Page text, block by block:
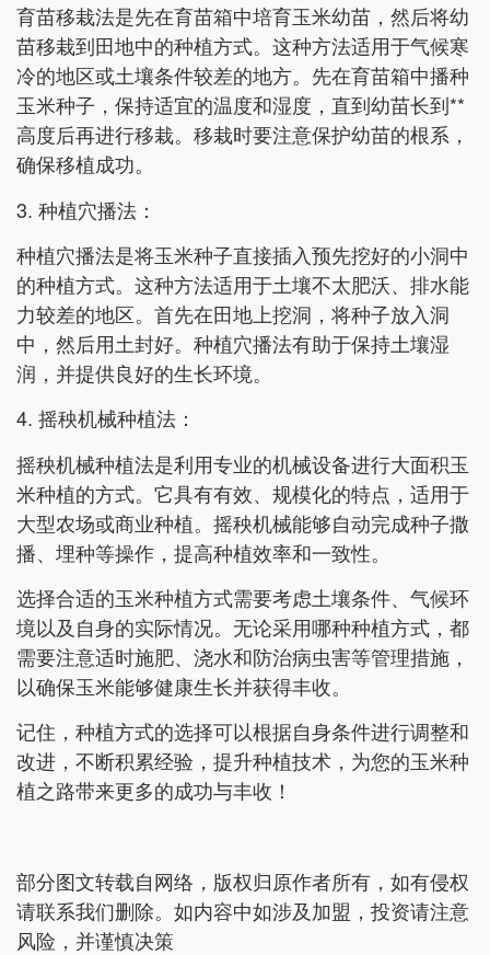
育苗移栽法是先在育苗箱中培育玉米幼苗，然后将幼
苗移栽到田地中的种植方式。这种方法适用于气候寒
冷的地区或土壤条件较差的地方。先在育苗箱中播种
玉米种子，保持适宜的温度和湿度，直到幼苗长到**
高度后再进行移栽。移栽时要注意保护幼苗的根系，
确保移植成功。
3. 种植穴播法：
种植穴播法是将玉米种子直接插入预先挖好的小洞中
的种植方式。这种方法适用于土壤不太肥沃、排水能
力较差的地区。首先在田地上挖洞，将种子放入洞
中，然后用土封好。种植穴播法有助于保持土壤湿
润，并提供良好的生长环境。
4. 摇秧机械种植法：
摇秧机械种植法是利用专业的机械设备进行大面积玉
米种植的方式。它具有有效、规模化的特点，适用于
大型农场或商业种植。摇秧机械能够自动完成种子撒
播、埋种等操作，提高种植效率和一致性。
选择合适的玉米种植方式需要考虑土壤条件、气候环
境以及自身的实际情况。无论采用哪种种植方式，都
需要注意适时施肥、浇水和防治病虫害等管理措施，
以确保玉米能够健康生长并获得丰收。
记住，种植方式的选择可以根据自身条件进行调整和
改进，不断积累经验，提升种植技术，为您的玉米种
植之路带来更多的成功与丰收！
部分图文转载自网络，版权归原作者所有，如有侵权
请联系我们删除。如内容中如涉及加盟，投资请注意
风险，并谨慎决策